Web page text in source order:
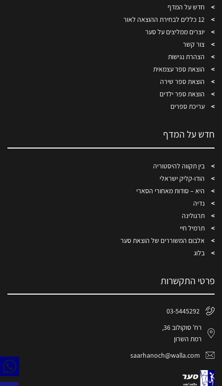
חדש על המדף
12 כללים לבחירת ההוצאה לאור
יוצרים ממליצים על סער
צור קשר
הצהרת נגישות
הוצאת ספר עצמאית
הוצאת ספר שירה
הוצאת ספר ילדים
עריכת ספרים
חדש על המדף
בין תקווה להיסטוריה
הודו-קליק ישראלי
היא – סודות מאחורי הסארי
נדיה
תרגולינה
תרמיל חיי
אלבום המשוררים של הוצאת סער
בלוג
פרטי התקשרות
03-5445292
רח' סוקולוב 36,
רמת השרון
saarhanoch@walla.com